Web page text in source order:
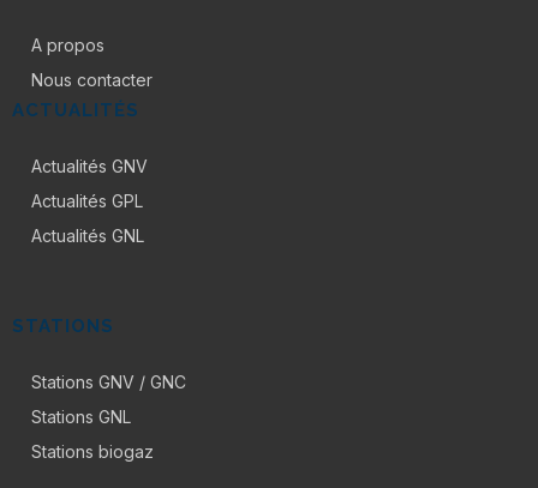
A propos
Nous contacter
ACTUALITÉS
Actualités GNV
Actualités GPL
Actualités GNL
STATIONS
Stations GNV / GNC
Stations GNL
Stations biogaz